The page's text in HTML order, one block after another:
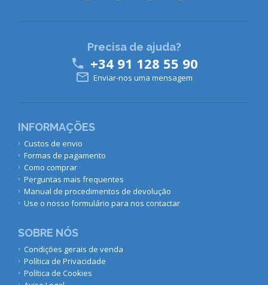
INFORMAÇÕES
Custos de envio
Formas de pagamento
Como comprar
Perguntas mais frequentes
Manual de procedimentos de devolução
Use o nosso formulário para nos contactar
SOBRE NÓS
Condições gerais de venda
Política de Privacidade
Política de Cookies
Precisa de ajuda?
 +34 91 128 55 90
 Enviar-nos uma mensagem